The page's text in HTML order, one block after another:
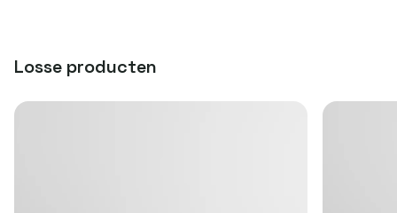
Losse producten